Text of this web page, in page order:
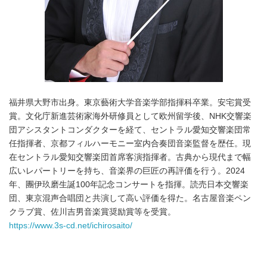
福井県大野市出身。東京藝術大学音楽学部指揮科卒業。安宅賞受
賞。文化庁新進芸術家海外研修員として欧州留学後、NHK交響楽
団アシスタントコンダクターを経て、セントラル愛知交響楽団常
任指揮者、京都フィルハーモニー室内合奏団音楽監督を歴任。現
在セントラル愛知交響楽団首席客演指揮者。古典から現代まで幅
広いレパートリーを持ち、音楽界の巨匠の再評価を行う。2024
年、團伊玖磨生誕100年記念コンサートを指揮。読売日本交響楽
団、東京混声合唱団と共演して高い評価を得た。名古屋音楽ペン
クラブ賞、佐川吉男音楽賞奨励賞等を受賞。
https://www.3s-cd.net/ichirosaito/